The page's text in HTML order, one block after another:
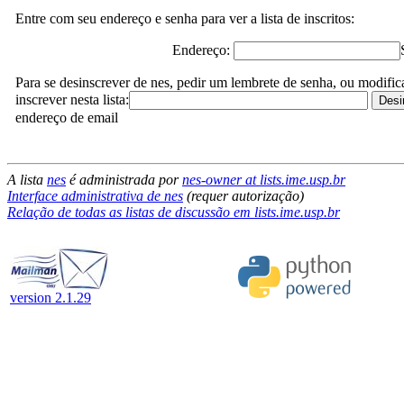
Entre com seu endereço e senha para ver a lista de inscritos:
Endereço:
Para se desinscrever de nes, pedir um lembrete de senha, ou
inscrever nesta lista:
endereço de email
A lista nes é administrada pornes-owner at lists.ime.usp.br
Interface administrativa de nes (requer autorização)
Relação de todas as listas de discussão em lists.ime.usp.br
version 2.1.29